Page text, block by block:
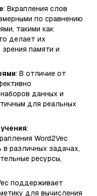
: Вкрапления слов
по сравнению
такими как
делает их
памяти и
: В отличие от
данных и
для реальных
:
Word2Vec
различных задачах,
ресурсы,
поддерживает
для вычисления